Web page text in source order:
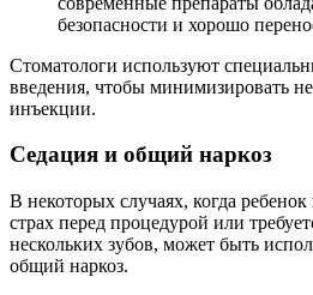
безопасности и хорошо
Стоматологи используют
введения, чтобы минимизировать
инъекции.
Седация и общий наркоз
В некоторых случаях, когда
страх перед процедурой или
нескольких зубов, может быть
общий наркоз.